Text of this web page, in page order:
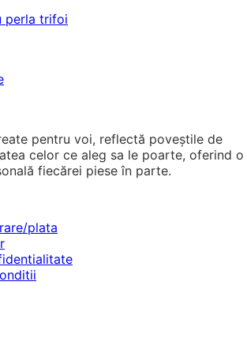
perla trifoi
pentru voi, reflectă poveștile de
celor ce aleg sa le poarte, oferind o
fiecărei piese în parte.
plata